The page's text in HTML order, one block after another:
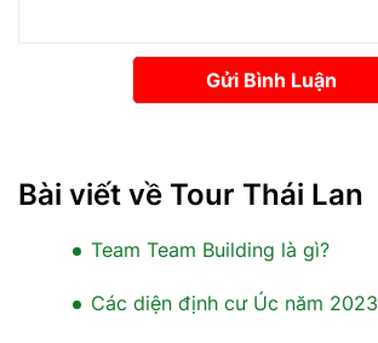
Gửi Bình Luận
Bài viết về Tour Thái Lan
Team Team Building là gì?
Các diện định cư Úc năm 2023